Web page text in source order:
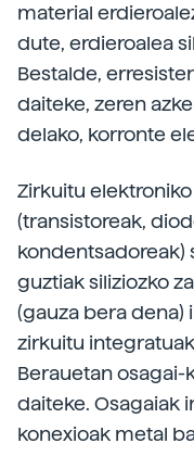
material
dute, erdieroalea
Bestalde,
daiteke, zeren
delako, korronte
Zirkuitu
(transistoreak,
kondentsadoreak)
guztiak siliziozko
(gauza bera dena)
zirkuitu
Berauetan
daiteke. Osagaiak
konexioak metal